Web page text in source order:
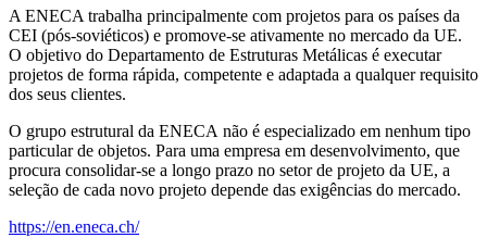
A ENECA trabalha principalmente com projetos para os países da
CEI (pós-soviéticos) e promove-se ativamente no mercado da UE.
O objetivo do Departamento de Estruturas Metálicas é executar
projetos de forma rápida, competente e adaptada a qualquer requisito
dos seus clientes.
O grupo estrutural da ENECA não é especializado em nenhum tipo
particular de objetos. Para uma empresa em desenvolvimento, que
procura consolidar-se a longo prazo no setor de projeto da UE, a
seleção de cada novo projeto depende das exigências do mercado.
https://en.eneca.ch/